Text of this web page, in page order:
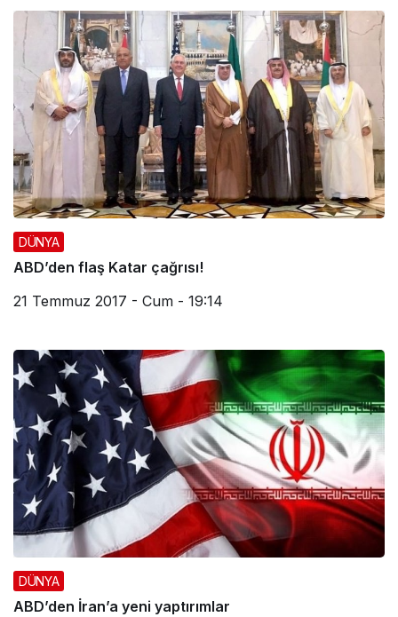
DÜNYA
ABD’den flaş Katar çağrısı!
21 Temmuz 2017 - Cum - 19:14
DÜNYA
ABD’den İran’a yeni yaptırımlar